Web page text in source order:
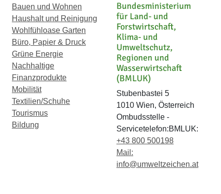
Bauen und Wohnen
Haushalt und Reinigung
Wohlfühloase Garten
Büro, Papier & Druck
Grüne Energie
Nachhaltige
Finanzprodukte
Mobilität
Textilien/Schuhe
Tourismus
Bildung
Bundesministerium
für Land- und
Forstwirtschaft,
Klima- und
Umweltschutz,
Regionen und
Wasserwirtschaft
(BMLUK)
Stubenbastei 5
1010 Wien, Österreich
Ombudsstelle -
Servicetelefon:BMLUK:
+43 800 500198
Mail:
info@umweltzeichen.at